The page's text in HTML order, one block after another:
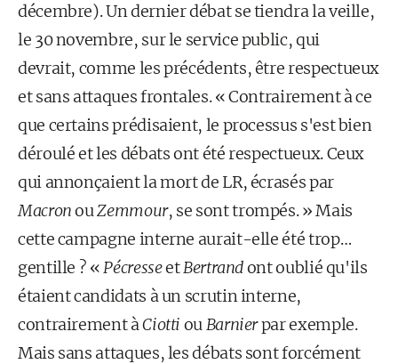
décembre). Un dernier débat se tiendra la veille,
le 30 novembre, sur le service public, qui
devrait, comme les précédents, être respectueux
et sans attaques frontales. « Contrairement à ce
que certains prédisaient, le processus s'est bien
déroulé et les débats ont été respectueux. Ceux
qui annonçaient la mort de LR, écrasés par
MacronouZemmour, se sont trompés. » Mais
cette campagne interne aurait-elle été trop…
gentille ? «PécresseetBertrandont oublié qu'ils
étaient candidats à un scrutin interne,
contrairement àCiotti ouBarnierpar exemple.
Mais sans attaques, les débats sont forcément